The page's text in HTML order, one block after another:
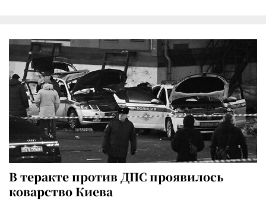
В теракте против ДПС проявилось
коварство Киева